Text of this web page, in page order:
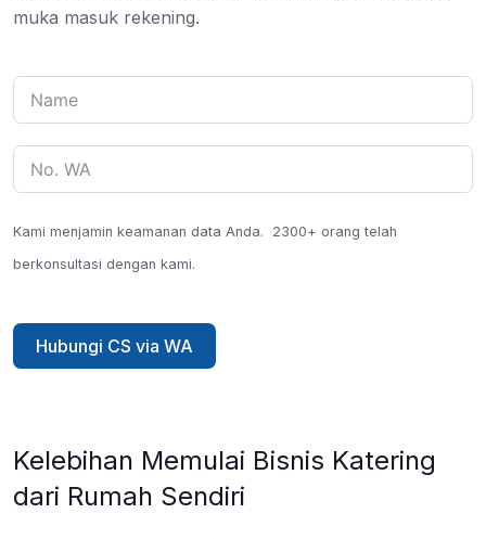
muka masuk rekening.
Kami menjamin keamanan data Anda. 2300+ orang telah
berkonsultasi dengan kami.
Hubungi CS via WA
Kelebihan Memulai Bisnis Katering
dari Rumah Sendiri